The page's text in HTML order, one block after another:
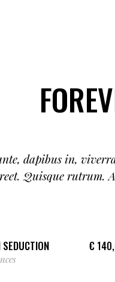
dapibus in,
Quisque rutrum.
SEDUCTION €